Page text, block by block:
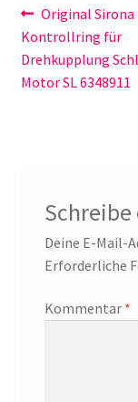
Vorheriger
Beitrag:
Original
Kontrollring für
Drehkupplung
Motor SL 6348911
Deine E-Mail-
Erforderliche
Kommentar *